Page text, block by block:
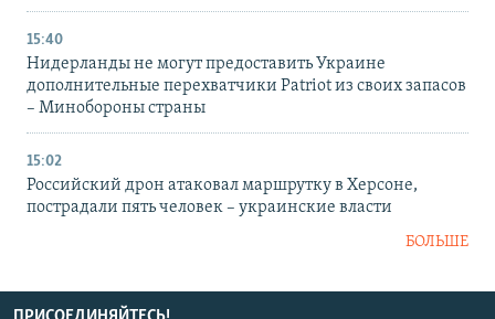
15:40
Нидерланды не могут предоставить Украине
дополнительные перехватчики Patriot из своих запасов
– Минобороны страны
15:02
Российский дрон атаковал маршрутку в Херсоне,
пострадали пять человек – украинские власти
БОЛЬШЕ